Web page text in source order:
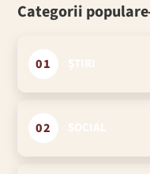
Categorii populare
01
02